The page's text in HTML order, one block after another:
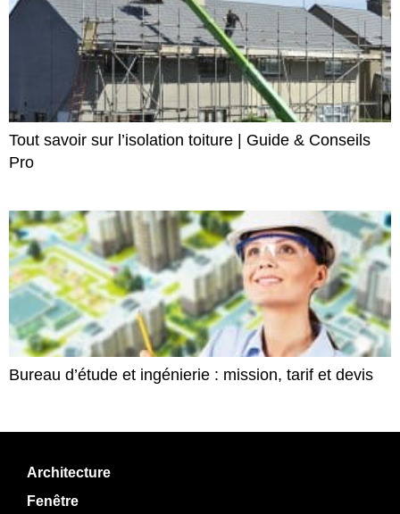
Tout savoir sur l’isolation toiture | Guide & Conseils
Pro
Bureau d’étude et ingénierie : mission, tarif et devis
Architecture
Fenêtre